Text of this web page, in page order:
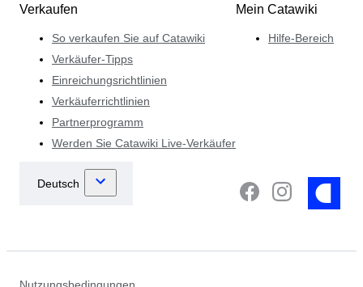
Verkaufen
So verkaufen Sie auf Catawiki
Verkäufer-Tipps
Einreichungsrichtlinien
Verkäuferrichtlinien
Partnerprogramm
Werden Sie Catawiki Live-Verkäufer
Mein Catawiki
Hilfe-Bereich
Nutzungsbedingungen